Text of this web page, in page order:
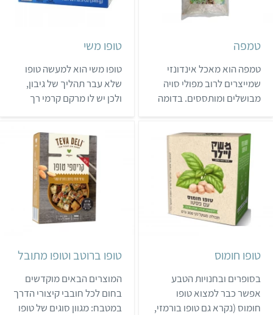
מהבשלנים הביתיים מעדיפים
להשרות…
השונות שלהם גורמות לכך
טמפה
טמפה הוא מאכל אינדונזי
שמייצרים לרוב מפולי סויה
מבושלים ומותססים. בדומה
והקפצה. בישראל יש מספר
יצרנים קטנים שמכינים
טמפה, וכרגע ניתן לרכוש
בחנויות טבע ובחנויות נוספות
את המוצרים של טמפה
ישראל. למבחר מתכונים עם
טמפה >>
טופו משי
טופו משי הוא למעשה טופו
שלא עבר תהליך של גיבון,
ולכן יש לו מרקם קרמי רך
רטבים, משקאות, גבינות
טבעוניות ומקושקשת, שבהם
רוצים מרקם רך שנמס בפה.
אבל חשוב לזכור שטופו זה
אינו מתאים להקפצה, וכל
ניסיון לחתוך אותו לקוביות
טופו חומוס
בסופרים ובחנויות הטבע
אפשר כבר למצוא טופו
חומוס (נקרא גם טופו בורמזי,
טופו ברוטב וטופו מתובל
המוצרים הבאים מוקדשים
בחום לכל חובבי קיצורי הדרך
במטבח: מגוון סוגים של טופו